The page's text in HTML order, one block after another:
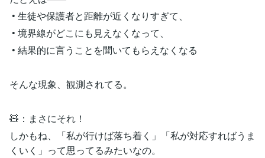
• 生徒や保護者と距離が近くなりすぎて、
• 境界線がどこにも見えなくなって、
• 結果的に言うことを聞いてもらえなくなる
そんな現象、観測されてる。
🧸：まさにそれ！
しかもね、「私が行けば落ち着く」「私が対応すればうま
くいく」って思ってるみたいなの。